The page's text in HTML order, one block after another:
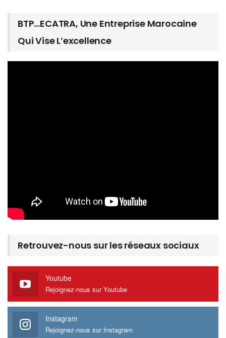
BTP…ECATRA, Une Entreprise Marocaine
Qui Vise L’excellence
Retrouvez-nous sur les réseaux sociaux
Youtube
Rejoignez-nous sur Youtube
Instagram
Rejoignez-nous sur Instagram